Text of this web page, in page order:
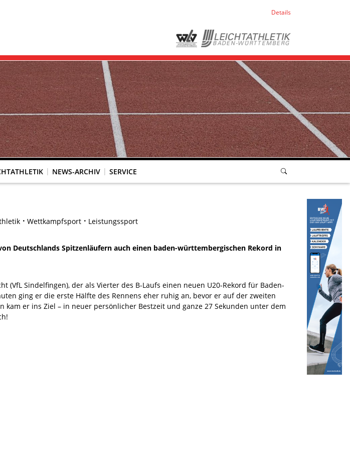
Details
NEWS-ARCHIV SERVICE
Wettkampfsport Leistungssport
Deutschlands Spitzenläufern auch einen baden-württembergischen Rekord in
(VfL Sindelfingen), der als Vierter des B-Laufs einen neuen U20-Rekord für Baden-
ging er die erste Hälfte des Rennens eher ruhig an, bevor er auf der zweiten
kam er ins Ziel – in neuer persönlicher Bestzeit und ganze 27 Sekunden unter dem